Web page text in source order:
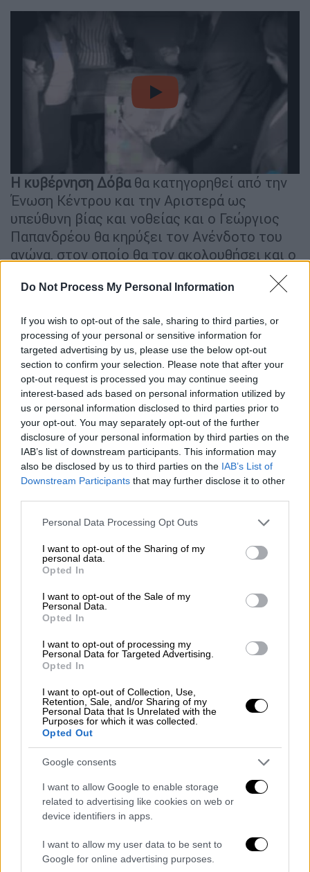
Do Not Process My Personal Information
If you wish to opt-out of the sale, sharing to third parties, or
processing of your personal or sensitive information for
targeted advertising by us, please use the below opt-out
section to confirm your selection. Please note that after your
opt-out request is processed you may continue seeing
interest-based ads based on personal information utilized by
us or personal information disclosed to third parties prior to
your opt-out. You may separately opt-out of the further
disclosure of your personal information by third parties on the
IAB’s list of downstream participants. This information may
also be disclosed by us to third parties on the IAB’s List of
Downstream Participants that may further disclose it to other
Please note that this website/app uses one or more Google
not limited to your visit or usage behaviour. You may click to
grant or deny consent to Google and its third-party tags to
use your data for below specified purposes in below Google
consent section.
Personal Data Processing Opt Outs
I want to opt-out of the Sharing of my
personal data.
Opted In
I want to opt-out of the Sale of my
Personal Data.
Opted In
I want to opt-out of processing my
Personal Data for Targeted Advertising.
Opted In
I want to opt-out of Collection, Use,
Retention, Sale, and/or Sharing of my
Personal Data that Is Unrelated with the
Purposes for which it was collected.
Opted Out
Google consents
I want to allow Google to enable storage
related to advertising like cookies on web or
device identifiers in apps.
I want to allow my user data to be sent to
Google for online advertising purposes.
video
Η κυβέρνηση Δόβαθα κατηγορηθεί από την
Ένωση Κέντρου και την Αριστερά ως
υπεύθυνη βίας και νοθείας και ο Γεώργιος
Παπανδρέου θα κηρύξει τον Ανένδοτο του
αγώνα, στον οποίο θα τον ακολουθήσει και ο
παράλληλα και κατ’ επανάληψη συνεννόηση
Γράφει ο Γιάννης
Καιροφύλας(δημοσιογράφος και ιστορικός
ερευνητής) στο βιβλίο του «Η Αθήνα στη
δεκαετία του 60»: «Ο Παύλος δεν άφηνε
ελεύθερο πεδίο δράσεως στον Καραμανλή.
Είχε ήδη εκδηλωθεί η σύγκρουσή τους, αλλά
το Παλάτι ανησυχούσε και από την άνοδο
της ΕΔΑ. Παρά τις βασιλικές διεργασίες ο
Καραμανλής κέρδισε και πάλι τις εκλογές
και μάλιστα με εντυπωσιακό τρόπο. Πήρε το
50,77% των ψήφων και 176 έδρες. Η Ένωση
το ΠΑΜΕ, που αντιπροσώπευε την Αριστερά
πήρε 14,65% και 24 έδρες. Η πτώση της ΕΔΑ
ήταν εντυπωσιακή. Ο Γεώργιος Παπανδρέου
χωρίς καθυστερήσεις κήρυξε τον Ανένδοτο
Αγώνα και κατάγγειλε απερίφραστα τις
εκλογές, ότι έγιναν με βία και νοθεία, όπως
έλεγε. Θεωρούσε την κυβέρνηση Καραμανλή
και τόνιζε ότι η Ένωση Κέντρου θα πάρει τις
αποφάσεις της. Η κήρυξη του Ανένδοτου
Αγώνα αποδίδεται από ορισμένους στο
Σοφοκλή Βενιζέλο, που πρωτοστάτησε,
πράγματι, στη μάχη κατά της βίας και
νοθείας. Οι κατηγορίες για παρανομίες
άλλωστε ευσταθούσαν, αφού στα
αποτελέσματα των στρατιωτικών τμημάτων
είχε παρουσιαστεί το εξωφρενικό να έχει
πάρει η ΕΡΕ 78,7% έναντι 49,6% των